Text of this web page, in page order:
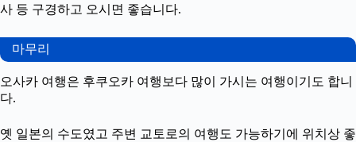
사 등 구경하고 오시면 좋습니다.
마무리
오사카 여행은 후쿠오카 여행보다 많이 가시는 여행이기도 합니
다.
옛 일본의 수도였고 주변 교토로의 여행도 가능하기에 위치상 좋